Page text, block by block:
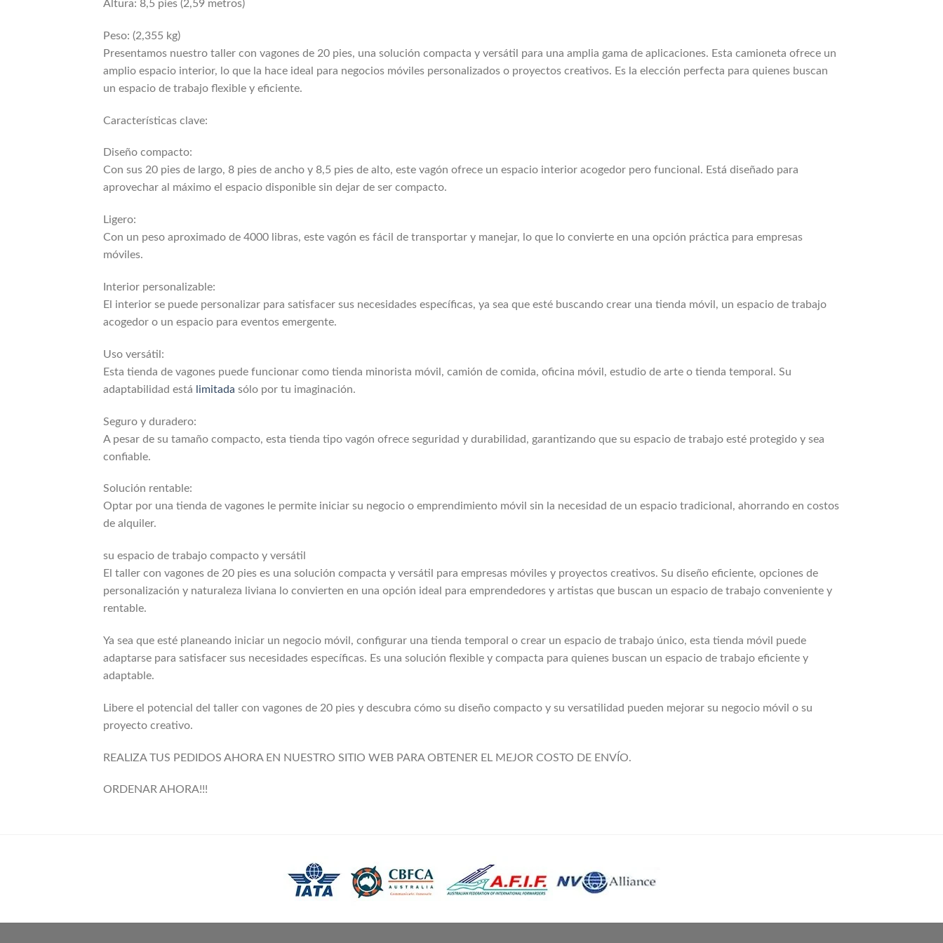
Altura: 8,5 pies (2,59 metros)
Peso: (2,355 kg)
Presentamos nuestro taller con vagones de 20 pies, una solución compacta y versátil para una amplia gama de aplicaciones. Esta camioneta ofrece un
amplio espacio interior, lo que la hace ideal para negocios móviles personalizados o proyectos creativos. Es la elección perfecta para quienes buscan
un espacio de trabajo flexible y eficiente.
Características clave:
Diseño compacto:
Con sus 20 pies de largo, 8 pies de ancho y 8,5 pies de alto, este vagón ofrece un espacio interior acogedor pero funcional. Está diseñado para
aprovechar al máximo el espacio disponible sin dejar de ser compacto.
Ligero:
Con un peso aproximado de 4000 libras, este vagón es fácil de transportar y manejar, lo que lo convierte en una opción práctica para empresas
móviles.
Interior personalizable:
El interior se puede personalizar para satisfacer sus necesidades específicas, ya sea que esté buscando crear una tienda móvil, un espacio de trabajo
acogedor o un espacio para eventos emergente.
Uso versátil:
Esta tienda de vagones puede funcionar como tienda minorista móvil, camión de comida, oficina móvil, estudio de arte o tienda temporal. Su
adaptabilidad está
limitada sólo por tu imaginación.
Seguro y duradero:
A pesar de su tamaño compacto, esta tienda tipo vagón ofrece seguridad y durabilidad, garantizando que su espacio de trabajo esté protegido y sea
confiable.
Solución rentable:
Optar por una tienda de vagones le permite iniciar su negocio o emprendimiento móvil sin la necesidad de un espacio tradicional, ahorrando en costos
de alquiler.
su espacio de trabajo compacto y versátil
El taller con vagones de 20 pies es una solución compacta y versátil para empresas móviles y proyectos creativos. Su diseño eficiente, opciones de
personalización y naturaleza liviana lo convierten en una opción ideal para emprendedores y artistas que buscan un espacio de trabajo conveniente y
rentable.
Ya sea que esté planeando iniciar un negocio móvil, configurar una tienda temporal o crear un espacio de trabajo único, esta tienda móvil puede
adaptarse para satisfacer sus necesidades específicas. Es una solución flexible y compacta para quienes buscan un espacio de trabajo eficiente y
adaptable.
Libere el potencial del taller con vagones de 20 pies y descubra cómo su diseño compacto y su versatilidad pueden mejorar su negocio móvil o su
proyecto creativo.
REALIZA TUS PEDIDOS AHORA EN NUESTRO SITIO WEB PARA OBTENER EL MEJOR COSTO DE ENVÍO.
ORDENAR AHORA!!!